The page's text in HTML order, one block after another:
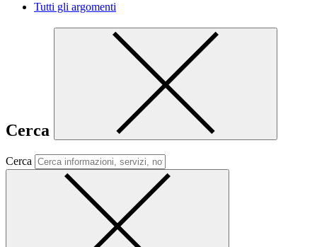
Tutti gli argomenti
Cerca
Cerca